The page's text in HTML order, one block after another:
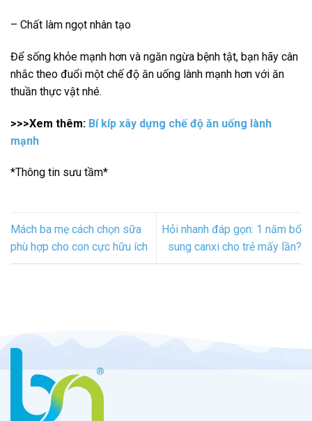
– Chất làm ngọt nhân tạo
Để sống khỏe mạnh hơn và ngăn ngừa bệnh tật, bạn hãy cân
nhắc theo đuổi một chế độ ăn uống lành mạnh hơn với ăn
thuần thực vật nhé.
>>>Xem thêm: Bí kíp xây dựng chế độ ăn uống lành
mạnh
*Thông tin sưu tầm*
Mách ba mẹ cách chọn sữa
phù hợp cho con cực hữu ích
Hỏi nhanh đáp gọn: 1 năm bổ
sung canxi cho trẻ mấy lần?